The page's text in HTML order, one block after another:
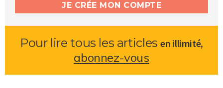
JE CRÉE MON COMPTE
Pour lire tous les articlesen illimité,
abonnez-vous